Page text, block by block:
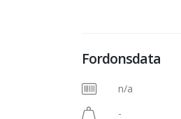
Fordonsdata
n/a
-